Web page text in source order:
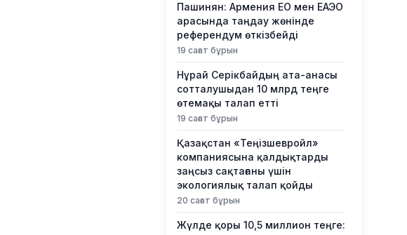
Пашинян: Армения ЕО мен ЕАЭО
арасында таңдау жөнінде
референдум өткізбейді
19 сағат бұрын
Нұрай Серікбайдың ата-анасы
сотталушыдан 10 млрд теңге
өтемақы талап етті
19 сағат бұрын
Қазақстан «Теңізшевройл»
компаниясына қалдықтарды
заңсыз сақтағаны үшін
экологиялық талап қойды
20 сағат бұрын
Жүлде қоры 10,5 миллион теңге: